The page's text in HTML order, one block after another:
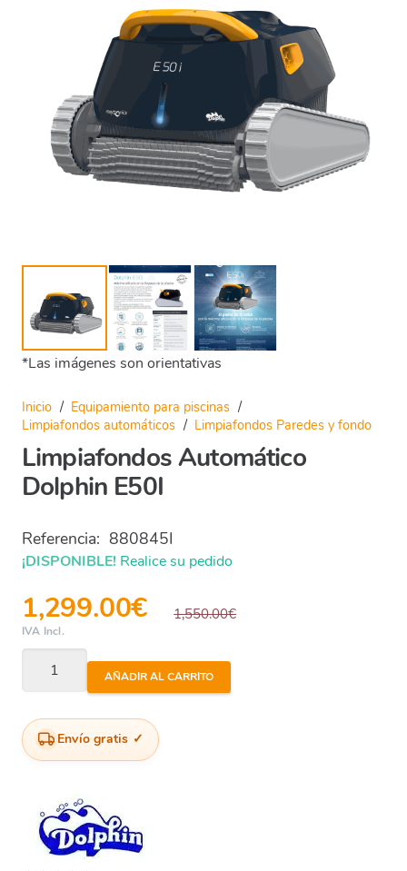
*Las imágenes son orientativas
Inicio / Equipamiento para piscinas /
Limpiafondos automáticos / Limpiafondos Paredes y fondo
Limpiafondos Automático
Dolphin E50I
Referencia: 880845I
¡DISPONIBLE! Realice su pedido
1,299.00€ 1,550.00€
IVA Incl.
Limpiafondos
Automático
E50I
cantidad
AÑADIR AL CARRITO
Envío gratis